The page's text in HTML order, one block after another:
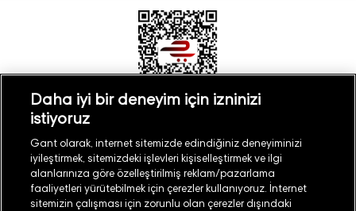
Türkiye Mağaza Bul
Daha iyi bir deneyim için izninizi
istiyoruz
Gant olarak, internet sitemizde edindiğiniz deneyiminizi
iyileştirmek, sitemizdeki işlevleri kişiselleştirmek ve ilgi
alanlarınıza göre özelleştirilmiş reklam/pazarlama
faaliyetleri yürütebilmek için çerezler kullanıyoruz. İnternet
sitemizin çalışması için zorunlu olan çerezler dışındaki